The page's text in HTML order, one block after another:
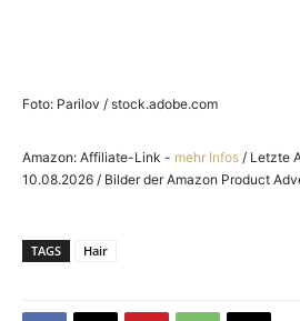
Foto: Parilov / stock.adobe.com
Amazon: Affiliate-Link - mehr Infos / Letzte
10.08.2026 / Bilder der Amazon Product
TAGS Hair